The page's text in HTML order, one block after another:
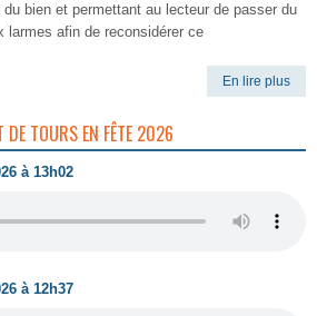
du bien et permettant au lecteur de passer du
larmes afin de reconsidérer ce
En lire plus
DE TOURS EN FÊTE 2026
à 13h02
à 12h37